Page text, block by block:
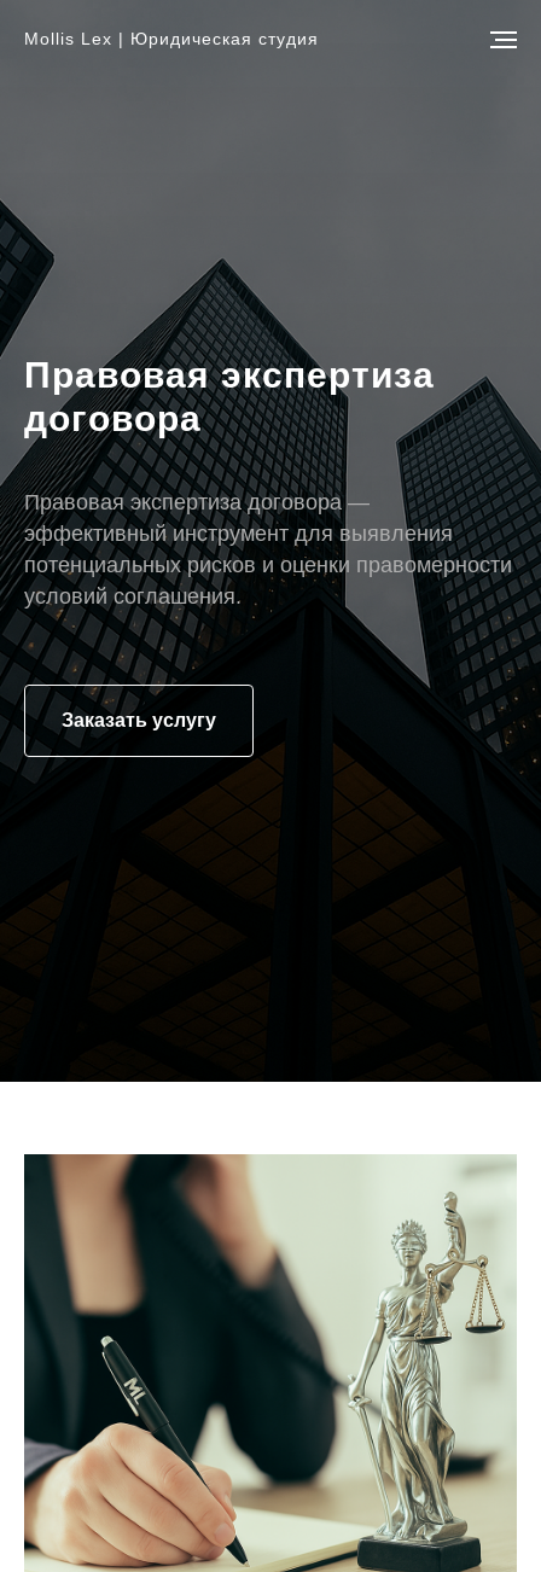
Mollis Lex | Юридическая студия
Правовая экспертиза
договора
Правовая экспертиза договора —
эффективный инструмент для выявления
потенциальных рисков и оценки правомерности
условий соглашения.
Заказать услугу